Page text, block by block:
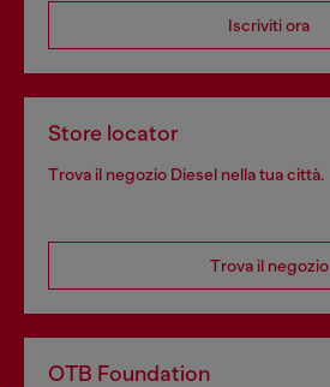
Iscriviti ora
Store locator
Trova il negozio Diesel nella tua città.
Trova il negozio
OTB Foundation